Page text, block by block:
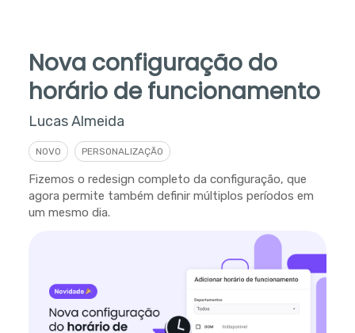
Nova configuração do
horário de funcionamento
Lucas Almeida
NOVO PERSONALIZAÇÃO
Fizemos o redesign completo da configuração, que
agora permite também definir múltiplos períodos em
um mesmo dia.